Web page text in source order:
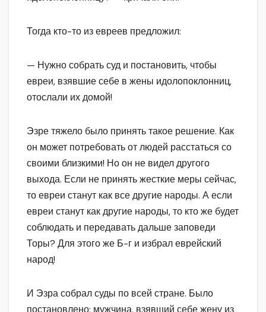
Тогда кто-то из евреев предложил:
— Нужно собрать суд и постановить, чтобы
евреи, взявшие себе в жены идолопоклонниц,
отослали их домой!
Эзре тяжело было принять такое решение. Как
он может потребовать от людей расстаться со
своими близкими! Но он не видел другого
выхода. Если не принять жесткие меры сейчас,
то евреи станут как все другие народы. А если
евреи станут как другие народы, то кто же будет
соблюдать и передавать дальше заповеди
Торы? Для этого же Б-г и избрал еврейский
народ!
И Эзра собрал суды по всей стране. Было
постановлено: мужчина, взявший себе жену из